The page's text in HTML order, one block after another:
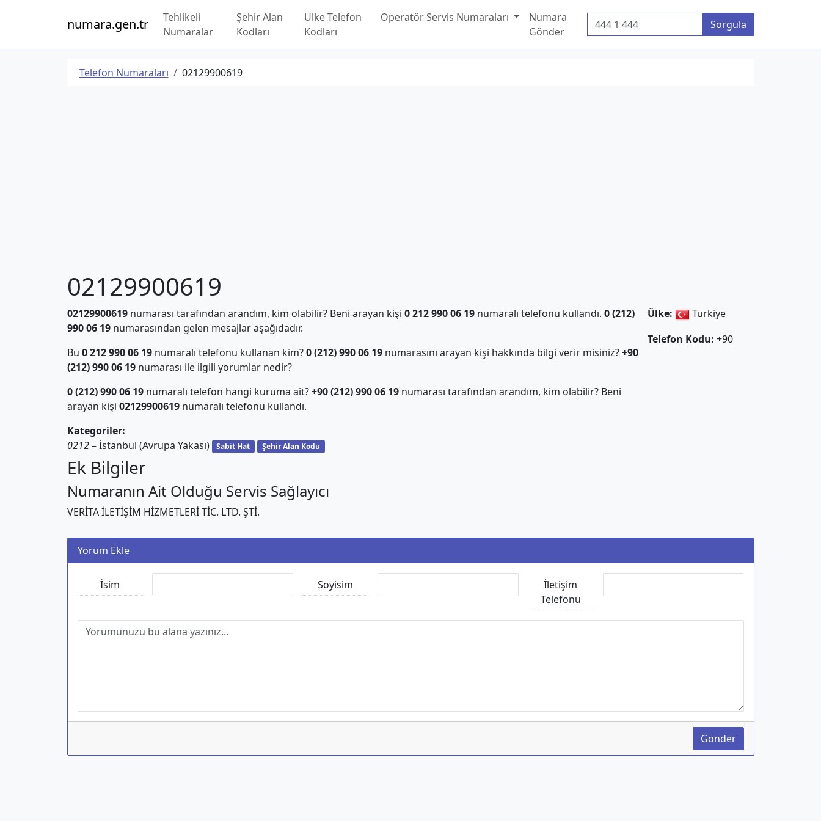
numara.gen.tr
Tehlikeli
Numaralar
Şehir Alan
Kodları
Ülke Telefon
Kodları
Operatör Servis Numaraları
Numara
Gönder
Telefon Numarası Sorgula
Telefon Numaraları 02129900619
02129900619
02129900619numarası tarafından arandım, kim olabilir? Beni arayan kişi 0 212 990 06 19numaralı telefonu kullandı. 0 (212)
990 06 19numarasından gelen mesajlar aşağıdadır.
Bu 0 212 990 06 19numaralı telefonu kullanan kim?0 (212) 990 06 19numarasını arayan kişi hakkında bilgi verir misiniz?+90
(212) 990 06 19numarası ile ilgili yorumlar nedir?
0 (212) 990 06 19numaralı telefon hangi kuruma ait?+90 (212) 990 06 19numarası tarafından arandım, kim olabilir? Beni
arayan kişi 02129900619numaralı telefonu kullandı.
Kategoriler:
0212– İstanbul (Avrupa Yakası) Sabit Hat Şehir Alan Kodu
Ülke:
Türkiye
Telefon Kodu: +90
Ek Bilgiler
Numaranın Ait Olduğu Servis Sağlayıcı
VERİTA İLETİŞİM HİZMETLERİ TİC. LTD. ŞTİ.
Yorum Ekle
İsim Soyisim
İletişim
Telefonu
Gönder